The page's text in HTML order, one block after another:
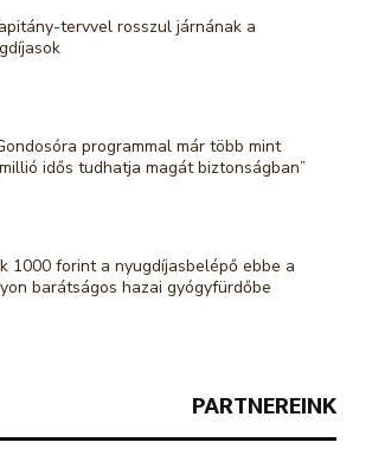
PARTNEREINK
tervvel rosszul járnának a
programmal már több mint
idős tudhatja magát biztonságban”
1000 forint a nyugdíjasbelépő ebbe a
barátságos hazai gyógyfürdőbe